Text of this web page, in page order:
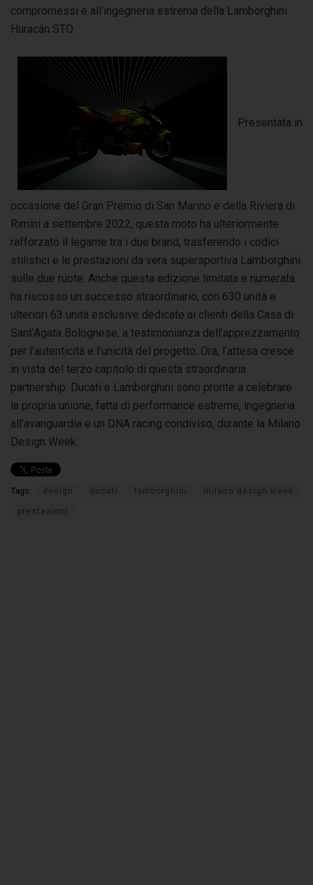
compromessi e all’ingegneria estrema della Lamborghini
Huracán STO.
Presentata in
occasione del Gran Premio di San Marino e della Riviera di
Rimini a settembre 2022, questa moto ha ulteriormente
rafforzato il legame tra i due brand, trasferendo i codici
stilistici e le prestazioni da vera supersportiva Lamborghini
sulle due ruote. Anche questa edizione limitata e numerata
ha riscosso un successo straordinario, con 630 unità e
ulteriori 63 unità esclusive dedicate ai clienti della Casa di
Sant’Agata Bolognese, a testimonianza dell’apprezzamento
per l’autenticità e l’unicità del progetto. Ora, l’attesa cresce
in vista del terzo capitolo di questa straordinaria
partnership. Ducati e Lamborghini sono pronte a celebrare
la propria unione, fatta di performance estreme, ingegneria
all’avanguardia e un DNA racing condiviso, durante la Milano
Design Week.
Tags: design ducati lamborghini milano design week
prestazioni